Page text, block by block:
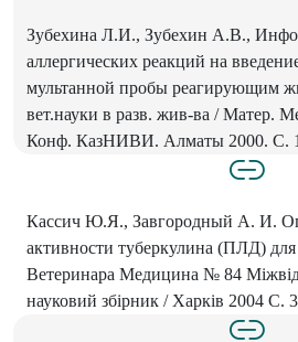
Зубехина Л.И., Зубехин А.В.,
аллергических реакций на
мультанной пробы реагирующим
вет.науки в разв. жив-ва / Матер.
Конф. КазНИВИ. Алматы 2000. С.
Кассич Ю.Я., Завгородный А. И.
активности туберкулина (ПЛД)
Ветеринара Медицина № 84
науковий збiрник / Харкiв 2004 С.